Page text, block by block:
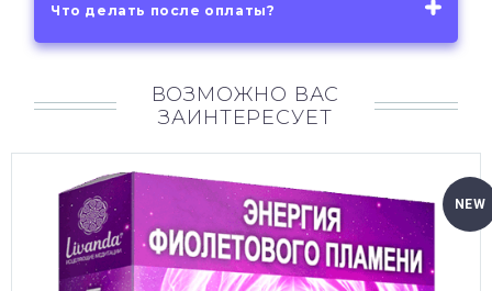
Что делать после оплаты?
ВОЗМОЖНО ВАС
ЗАИНТЕРЕСУЕТ
NEW